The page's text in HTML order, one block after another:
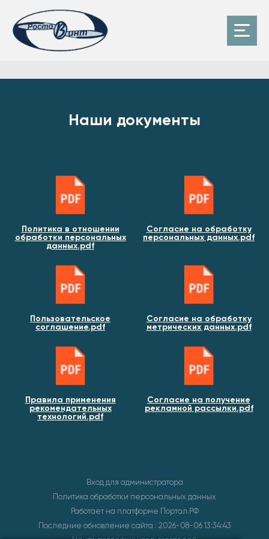
Наши документы
Политика в отношении
обработки персональных
данных.pdf
Согласие на обработку
персональных данных.pdf
Пользовательское
соглашение.pdf
Согласие на обработку
метрических данных.pdf
Правила применения
рекомендательных
технологий.pdf
Согласие на получение
рекламной рассылки.pdf
Вход для администратора
Политика обработки персональных данных
Работает на платформе Портал.РФ
Последние обновление сайта : 2026-08-06 13:34:43